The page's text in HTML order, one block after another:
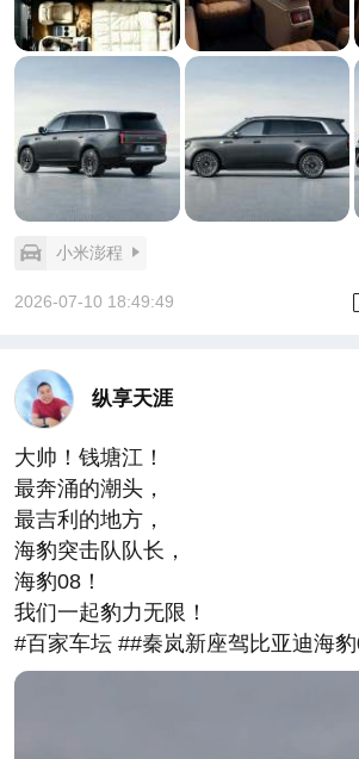
小米澎程
2026-07-10 18:49:49
纵享天涯
大帅！钱塘江！
最奔涌的潮头，
最吉利的地方，
海豹突击队队长，
海豹08！
我们一起豹力无限！
#百家车坛 ##秦岚新座驾比亚迪海